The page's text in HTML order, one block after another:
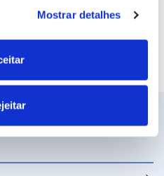
de:
sobre a sua localização
ter uma precisão de
específicas (impressão
preferências nasecção de
Mostrar detalhes